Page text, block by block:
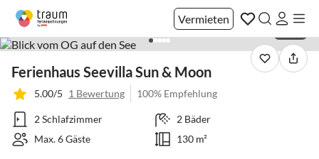
Vermieten
Ferienhaus Seevilla Sun & Moon
5.00/5 1 Bewertung 100% Empfehlung
2 Schlafzimmer
2 Bäder
Max. 6 Gäste
130 m²